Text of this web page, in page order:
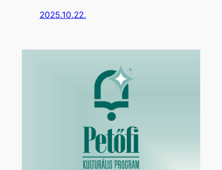
2025.10.22.